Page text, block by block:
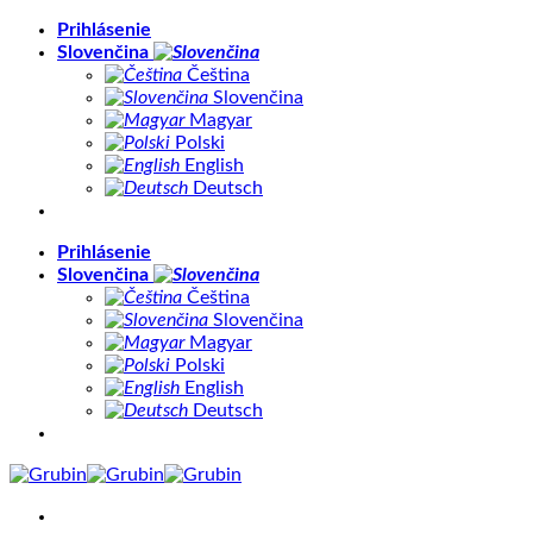
Skip
Prihlásenie
Slovenčina
Čeština
Slovenčina
Magyar
Polski
English
Deutsch
Prihlásenie
Slovenčina
Čeština
Slovenčina
Magyar
Polski
English
Deutsch